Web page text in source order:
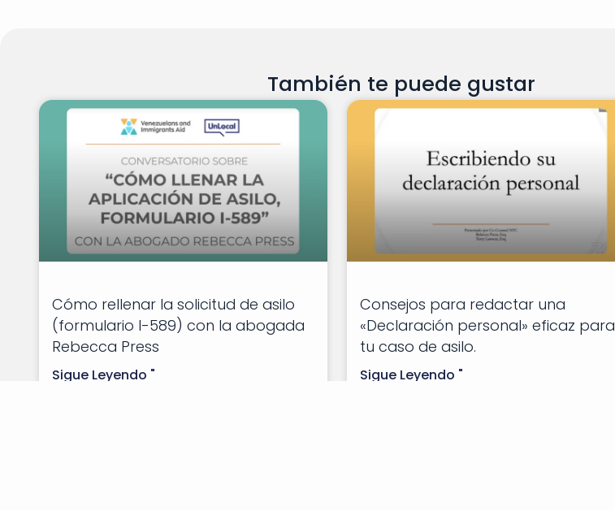
También te puede gustar
Cómo rellenar la solicitud de asilo
(formulario I-589) con la abogada
Rebecca Press
Sigue Leyendo "
Consejos para redactar una
«Declaración personal» eficaz para
tu caso de asilo.
Sigue Leyendo "